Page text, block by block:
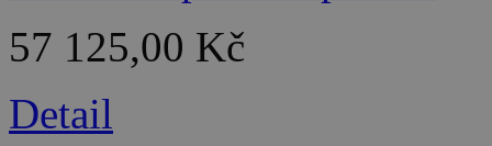
57 125,00 Kč
Detail